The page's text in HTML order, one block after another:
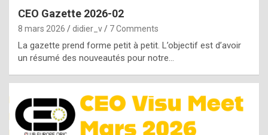
g
e
n
u
i
n
e
CEO Gazette 2026-02
8 mars 2026 didier_v 7 Comments
La gazette prend forme petit à petit. L’objectif est d’avoir
un résumé des nouveautés pour notre…